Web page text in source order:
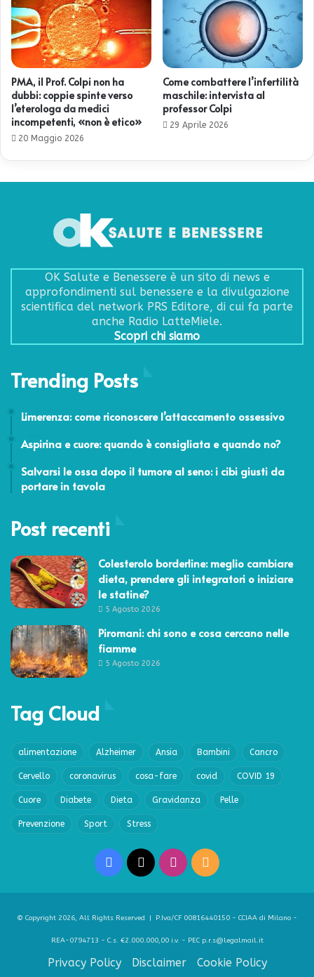
PMA, il Prof. Colpi non ha
dubbi: coppie spinte verso
l’eterologa da medici
incompetenti, «non è etico»
20 Maggio 2026
Come combattere l’infertilità
maschile: intervista al
professor Colpi
29 Aprile 2026
OK Salute e Benessere è un sito di news e
approfondimenti sul benessere e la divulgazione
scientifica del network PRS Editore, di cui fa parte
anche Radio LatteMiele.
Scopri chi siamo
Trending Posts
Limerenza: come riconoscere l’attaccamento ossessivo
Aspirina e cuore: quando è consigliata e quando no?
Salvarsi le ossa dopo il tumore al seno: i cibi giusti da
portare in tavola
Post recenti
Colesterolo borderline: meglio cambiare
dieta, prendere gli integratori o iniziare
le statine?
5 Agosto 2026
Piromani: chi sono e cosa cercano nelle
fiamme
5 Agosto 2026
Tag Cloud
alimentazione Alzheimer Ansia Bambini Cancro
Cervello coronavirus cosa-fare covid COVID 19
Cuore Diabete Dieta Gravidanza Pelle
Prevenzione Sport Stress
Facebook Instagram
RSS
© Copyright 2026, All Rights Reserved | P.Iva/CF 00816440150 - CCIAA di Milano -
REA-0794713 - C.s. €2.000.000,00 i.v. - PEC p.r.s@legalmail.it
Privacy Policy Disclaimer Cookie Policy